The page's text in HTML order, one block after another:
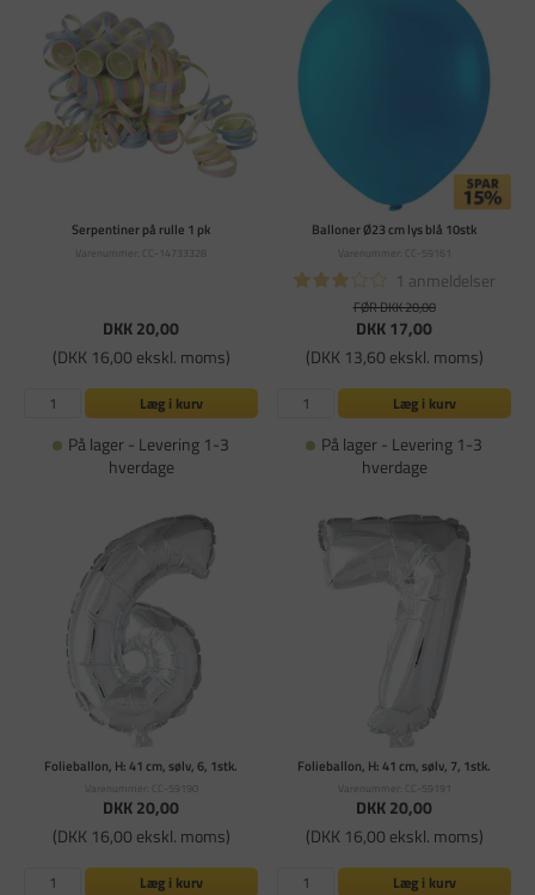
Serpentiner på rulle 1 pk
Varenummer: CC-14733328
DKK 20,00
(DKK 16,00 ekskl. moms)
Læg i kurv
På lager - Levering 1-3
hverdage
Balloner Ø23 cm lys blå 10stk
Varenummer: CC-59161
1 anmeldelser
FØR DKK 20,00
DKK 17,00
(DKK 13,60 ekskl. moms)
Læg i kurv
På lager - Levering 1-3
hverdage
Folieballon, H: 41 cm, sølv, 6, 1stk.
Varenummer: CC-59190
DKK 20,00
(DKK 16,00 ekskl. moms)
Læg i kurv
Folieballon, H: 41 cm, sølv, 7, 1stk.
Varenummer: CC-59191
DKK 20,00
(DKK 16,00 ekskl. moms)
Læg i kurv